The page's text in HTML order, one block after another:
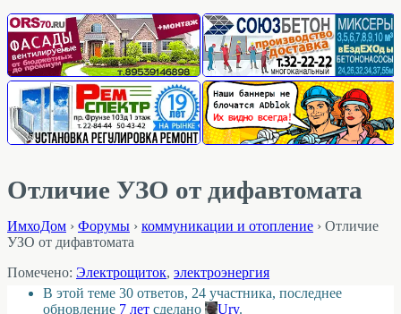
Отличие УЗО от дифавтомата
ИмхоДом › Форумы › коммуникации и отопление › Отличие
УЗО от дифавтомата
Помечено: Электрощиток, электроэнергия
В этой теме 30 ответов, 24 участника, последнее
обновление 7 лет сделано Ury.